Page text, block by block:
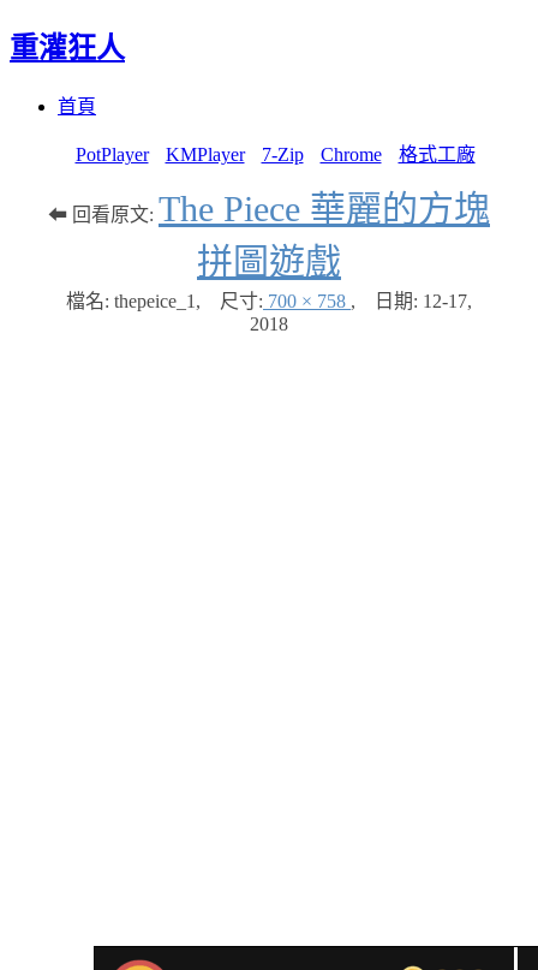
重灌狂人
首頁
PotPlayer KMPlayer 7-Zip Chrome 格式工廠
⬅ 回看原文: The Piece 華麗的方塊
拼圖遊戲
檔名: thepeice_1 , 尺寸: 700 × 758 , 日期: 12-17,
2018